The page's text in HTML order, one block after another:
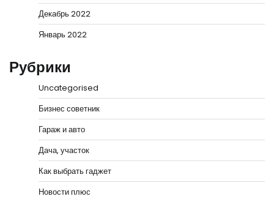
Декабрь 2022
Январь 2022
Рубрики
Uncategorised
Бизнес советник
Гараж и авто
Дача, участок
Как выбрать гаджет
Новости плюс